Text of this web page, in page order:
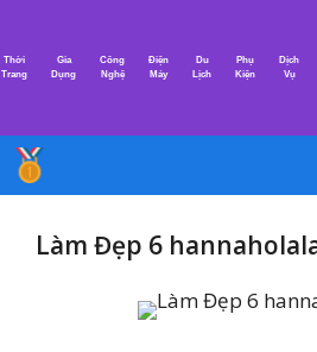
nội
Thời
Trang
Gia
Dụng
Công
Nghệ
Điện
Máy
Du
Lịch
Phụ
Kiện
Dịch
Vụ
Làm Đẹp 6